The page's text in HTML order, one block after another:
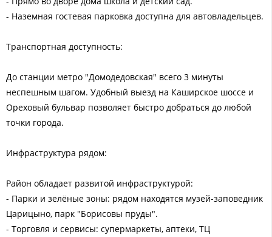
- Наземная гостевая парковка доступна для автовладельцев.
Транспортная доступность:
До станции метро "Домодедовская" всего 3 минуты
неспешным шагом. Удобный выезд на Каширское шоссе и
Ореховый бульвар позволяет быстро добраться до любой
точки города.
Инфраструктура рядом:
Район обладает развитой инфраструктурой:
- Парки и зелёные зоны: рядом находятся музей-заповедник
Царицыно, парк "Борисовы пруды".
- Торговля и сервисы: супермаркеты, аптеки, ТЦ